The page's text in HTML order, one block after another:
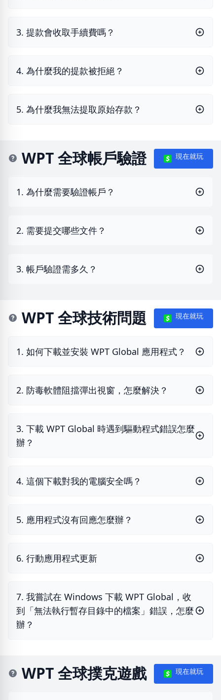
3. 提款會收取手續費嗎？
4. 為什麼我的提款被拒絕？
5. 為什麼我無法提取原始存款？
WPT 全球帳戶驗證 現在就玩
1. 為什麼需要驗證帳戶？
2. 需要提交哪些文件？
3. 帳戶驗證需多久？
WPT 全球技術問題 現在就玩
1. 如何下載並安裝 WPT Global 應用程式？
2. 防毒軟體阻擋彈出視窗，怎麼解決？
3. 下載 WPT Global 時遇到驅動程式錯誤怎麼
辦？
4. 這個下載對我的電腦安全嗎？
5. 應用程式沒有回應怎麼辦？
6. 行動應用程式更新
7. 我嘗試在 Windows 下載 WPT Global，收
到「無法執行暫存目錄中的檔案」錯誤，怎麼
辦？
WPT 全球撲克遊戲 現在就玩